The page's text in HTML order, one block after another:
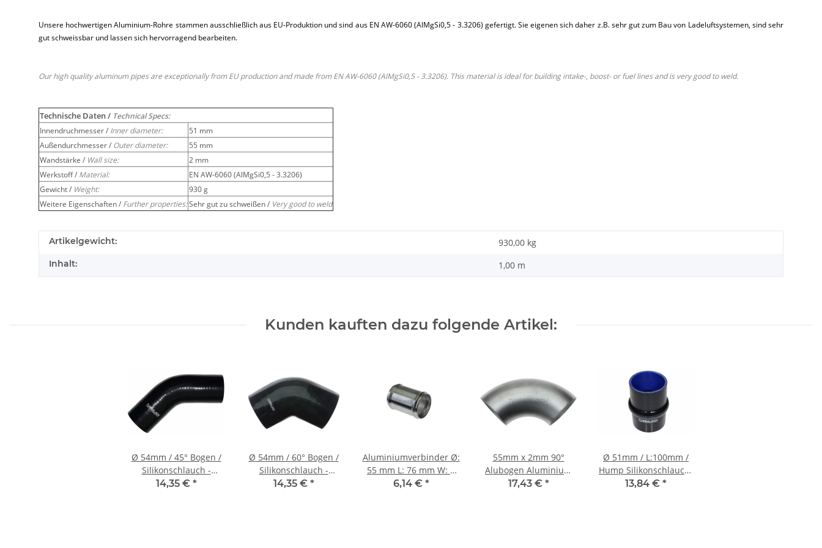
Unsere hochwertigen Aluminium-Rohre stammen ausschließlich aus EU-Produktion und sind aus EN AW-6060 (AlMgSi0,5 - 3.3206) gefertigt. Sie eigenen sich daher z.B. sehr gut zum Bau von Ladeluftsystemen, sind sehr
gut schweissbar und lassen sich hervorragend bearbeiten.
Our high quality aluminum pipes are exceptionally from EU production and made from EN AW-6060 (AlMgSi0,5 - 3.3206). This material is ideal for building intake-, boost- or fuel lines and is very good to weld.
Technische Daten / Technical Specs:
Innendruchmesser / Inner diameter:
51 mm
Außendurchmesser / Outer diameter:
55 mm
Wandstärke / Wall size:
2 mm
Werkstoff / Material:
EN AW-6060 (AlMgSi0,5 - 3.3206)
Gewicht / Weight:
930 g
Weitere Eigenschaften / Further properties:Sehr gut zu schweißen / Very good to weld
Artikelgewicht: 930,00 kg
Inhalt: 1,00 m
Kunden kauften dazu folgende Artikel:
Ø 54mm / 45° Bogen /
Silikonschlauch -
schwarz
14,35 € *
Ø 54mm / 60° Bogen /
Silikonschlauch -
schwarz
14,35 € *
Aluminiumverbinder Ø:
55 mm L: 76 mm W: 2
mm - beidseitig gesickt
6,14 € *
55mm x 2mm 90°
Alubogen Aluminium
Einschweissbogen (DIN
17,43 € *
Ø 51mm / L:100mm /
Hump Silikonschlauch-
schwarz
13,84 € *